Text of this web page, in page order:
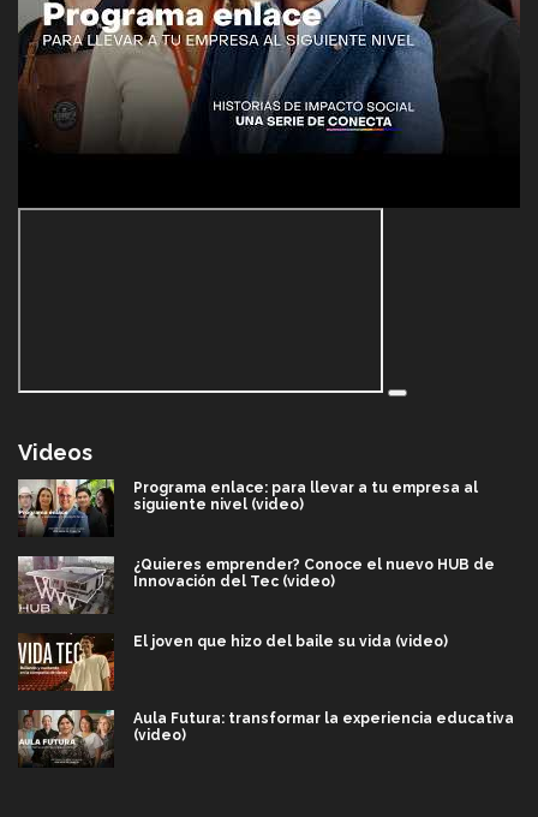
Videos
Programa enlace: para llevar a tu empresa al
siguiente nivel (video)
¿Quieres emprender? Conoce el nuevo HUB de
Innovación del Tec (video)
El joven que hizo del baile su vida (video)
Aula Futura: transformar la experiencia educativa
(video)